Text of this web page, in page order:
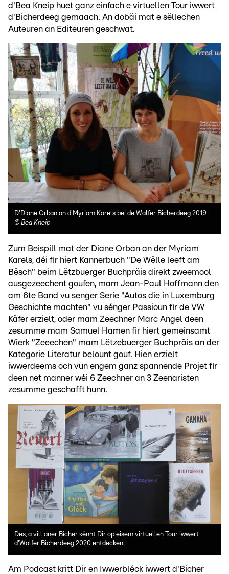
d'Bea Kneip huet ganz einfach e virtuellen Tour iwwert
d'Bicherdeeg gemaach. An dobäi mat e sëllechen
Auteuren an Editeuren geschwat.
D'Diane Orban an d'Myriam Karels bei de Walfer Bicherdeeg 2019
© Bea Kneip
Zum Beispill mat der Diane Orban an der Myriam
Karels, déi fir hiert Kannerbuch "De Wëlle leeft am
Bësch" beim Lëtzbuerger Buchpräis direkt zweemool
ausgezeechent goufen, mam Jean-Paul Hoffmann den
am 6te Band vu senger Serie "Autos die in Luxemburg
Geschichte machten" vu sénger Passioun fir de VW
Käfer erzielt, oder mam Zeechner Marc Angel deen
zesumme mam Samuel Hamen fir hiert gemeinsamt
Wierk "Zeeechen" mam Lëtzebuerger Buchpräis an der
Kategorie Literatur belount gouf. Hien erzielt
iwwerdeems och vun engem ganz spannende Projet fir
deen net manner wéi 6 Zeechner an 3 Zeenaristen
zesumme geschafft hunn.
Dës, a vill aner Bicher kënnt Dir op eisem virtuellen Tour iwwert
d'Walfer Bicherdeeg 2020 entdecken.
Am Podcast kritt Dir en Iwwerbléck iwwert d'Bicher